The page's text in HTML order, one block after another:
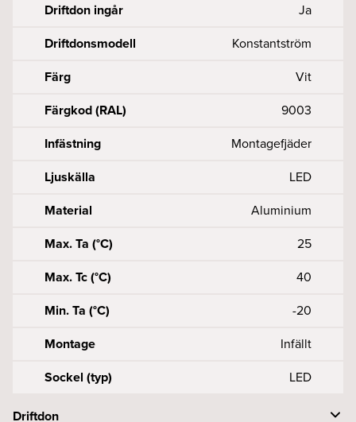
Driftdon ingår
Ja
Driftdonsmodell
Konstantström
Färg
Vit
Färgkod (RAL)
9003
Infästning
Montagefjäder
Ljuskälla
LED
Material
Aluminium
Max. Ta (°C)
25
Max. Tc (°C)
40
Min. Ta (°C)
-20
Montage
Infällt
Sockel (typ)
LED
Driftdon